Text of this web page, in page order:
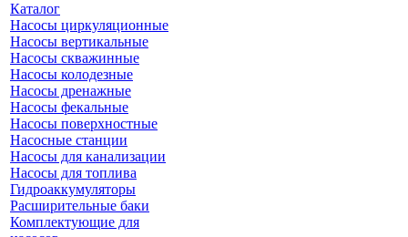
Каталог
Насосы циркуляционные
Насосы вертикальные
Насосы скважинные
Насосы колодезные
Насосы дренажные
Насосы фекальные
Насосы поверхностные
Насосные станции
Насосы для канализации
Насосы для топлива
Гидроаккумуляторы
Расширительные баки
Комплектующие для